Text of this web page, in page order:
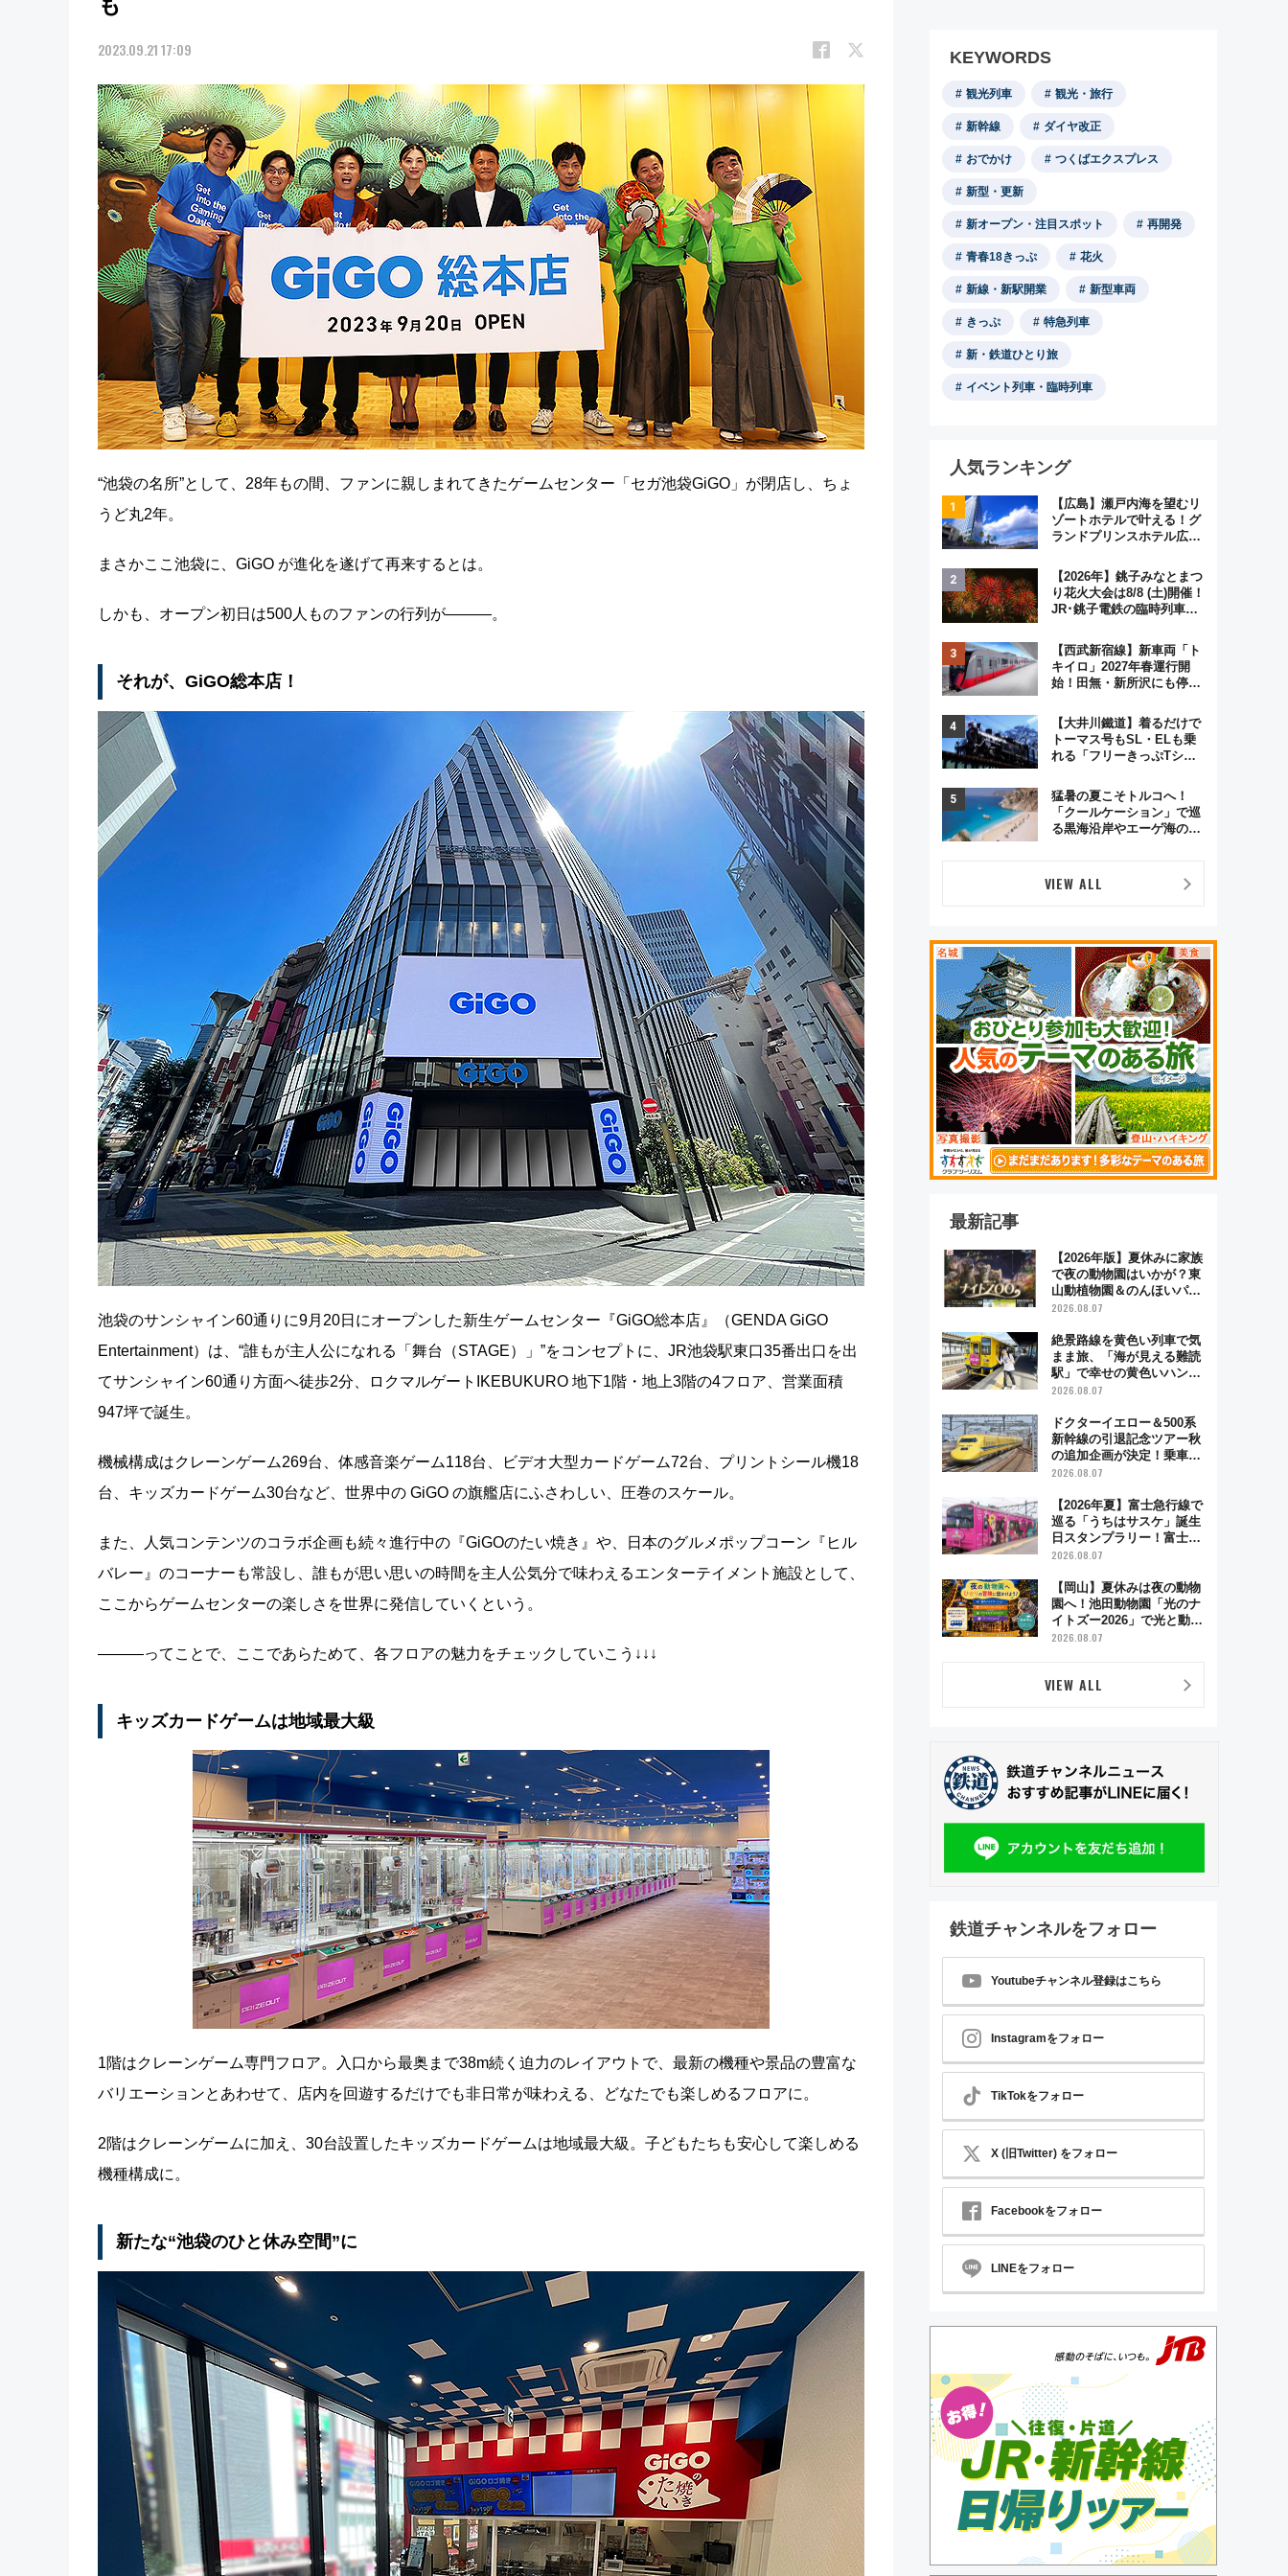
2023.09.21 17:09
“池袋の名所”として、28年もの間、ファンに親しまれてきたゲームセンター「セガ池袋GiGO」が閉店し、ちょ
うど丸2年。
まさかここ池袋に、GiGO が進化を遂げて再来するとは。
しかも、オープン初日は500人ものファンの行列が―――。
それが、GiGO総本店！
池袋のサンシャイン60通りに9月20日にオープンした新生ゲームセンター『GiGO総本店』（GENDA GiGO
Entertainment）は、“誰もが主人公になれる「舞台（STAGE）」”をコンセプトに、JR池袋駅東口35番出口を出
てサンシャイン60通り方面へ徒歩2分、ロクマルゲートIKEBUKURO 地下1階・地上3階の4フロア、営業面積
947坪で誕生。
機械構成はクレーンゲーム269台、体感音楽ゲーム118台、ビデオ大型カードゲーム72台、プリントシール機18
台、キッズカードゲーム30台など、世界中の GiGO の旗艦店にふさわしい、圧巻のスケール。
また、人気コンテンツのコラボ企画も続々進行中の『GiGOのたい焼き』や、日本のグルメポップコーン『ヒル
バレー』のコーナーも常設し、誰もが思い思いの時間を主人公気分で味わえるエンターテイメント施設として、
ここからゲームセンターの楽しさを世界に発信していくという。
―――ってことで、ここであらためて、各フロアの魅力をチェックしていこう↓↓↓
キッズカードゲームは地域最大級
1階はクレーンゲーム専門フロア。入口から最奥まで38m続く迫力のレイアウトで、最新の機種や景品の豊富な
バリエーションとあわせて、店内を回遊するだけでも非日常が味わえる、どなたでも楽しめるフロアに。
2階はクレーンゲームに加え、30台設置したキッズカードゲームは地域最大級。子どもたちも安心して楽しめる
機種構成に。
新たな“池袋のひと休み空間”に
KEYWORDS
観光列車 観光・旅行
新幹線 ダイヤ改正
おでかけ つくばエクスプレス
新型・更新
新オープン・注目スポット 再開発
青春18きっぷ 花火
新線・新駅開業 新型車両
きっぷ 特急列車
新・鉄道ひとり旅
イベント列車・臨時列車
人気ランキング
【広島】瀬戸内海を望むリ
ゾートホテルで叶える！グ
ランドプリンスホテル広島
ジュアルパーティープラン
【2026年】銚子みなとまつ
り花火大会は8/8 (土)開催！
JR･銚子電鉄の臨時列車や
く8,000発の大迫力＆屋台
を満喫
【西武新宿線】新車両「ト
キイロ」2027年春運行開
始！田無・新所沢にも停
弾」も
【大井川鐵道】着るだけで
トーマス号もSL・ELも乗
れる「フリーきっぷTシャ
猛暑の夏こそトルコへ！
「クールケーション」で巡
る黒海沿岸やエーゲ海の避
オも認める『2026年に訪れ
るべき世界の旅先』
VIEW ALL
最新記事
【2026年版】夏休みに家族
で夜の動物園はいかが？東
山動植物園＆のんほいパー
ク「ナイトZOO」開催情報
2026.08.07
絶景路線を黄色い列車で気
まま旅、「海が見える難読
駅」で幸せの黄色いハンカ
チに願いを 「新・鉄道ひ
「島原鉄道」
2026.08.07
ドクターイエロー＆500系
新幹線の引退記念ツアー秋
の追加企画が決定！乗車体
験やグッズ・ホテル情報ま
2026.08.07
【2026年夏】富士急行線で
巡る「うちはサスケ」誕生
日スタンプラリー！富士急
ハイランド限定グルメ＆グ
2026.08.07
【岡山】夏休みは夜の動物
園へ！池田動物園「光のナ
イトズー2026」で光と動物
が彩る特別な夜
2026.08.07
VIEW ALL
鉄道チャンネルをフォロー
Youtubeチャンネル登録はこちら
Instagramをフォロー
TikTokをフォロー
X (旧Twitter) をフォロー
Facebookをフォロー
LINEをフォロー